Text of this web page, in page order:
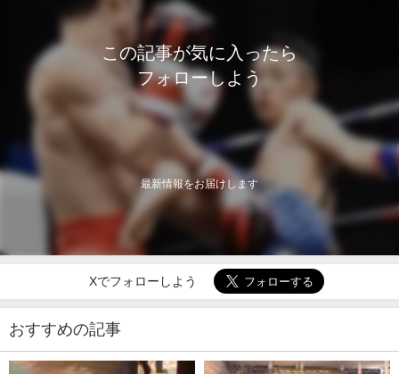
この記事が気に入ったら
フォローしよう
最新情報をお届けします
Xでフォローしよう
おすすめの記事